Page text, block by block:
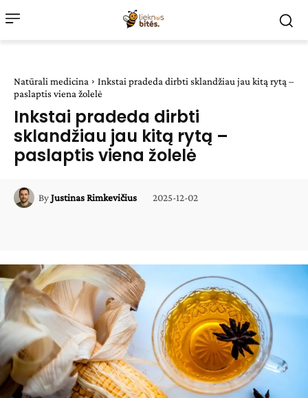
Natūrali medicina
Inkstai pradeda dirbti sklandžiau jau kitą rytą –
paslaptis viena žolelė
Inkstai pradeda dirbti
sklandžiau jau kitą rytą –
paslaptis viena žolelė
ByJustinas Rimkevičius 2025-12-02